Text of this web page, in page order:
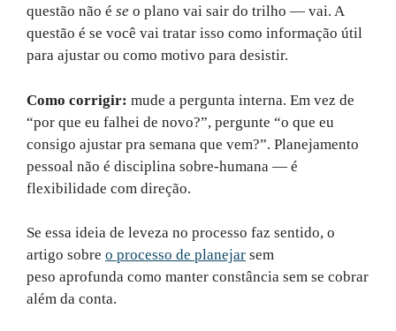
questão não é se o plano vai sair do trilho — vai. A
questão é se você vai tratar isso como informação útil
para ajustar ou como motivo para desistir.
Como corrigir: mude a pergunta interna. Em vez de
“por que eu falhei de novo?”, pergunte “o que eu
consigo ajustar pra semana que vem?”. Planejamento
pessoal não é disciplina sobre-humana — é
flexibilidade com direção.
Se essa ideia de leveza no processo faz sentido, o
artigo sobre o processo de planejar sem
peso aprofunda como manter constância sem se cobrar
além da conta.